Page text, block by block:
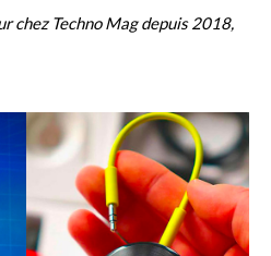
chez Techno Mag depuis 2018,